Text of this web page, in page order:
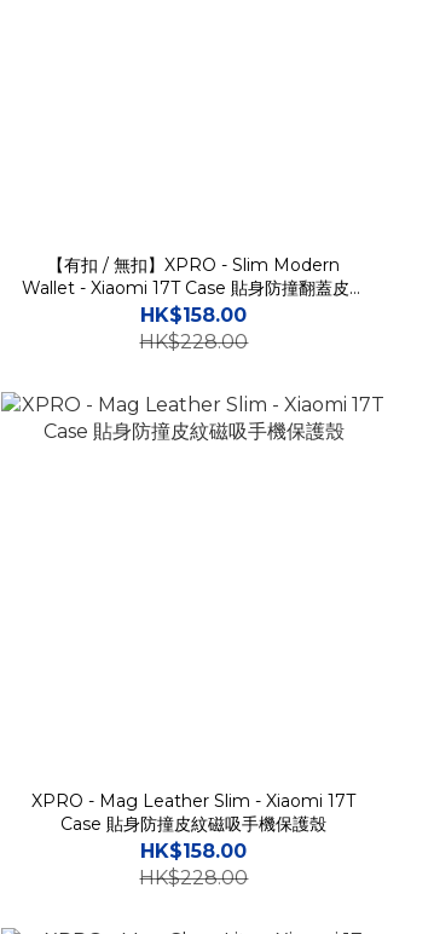
【有扣 / 無扣】XPRO - Slim Modern
Wallet - Xiaomi 17T Case 貼身防撞翻蓋皮革
插卡支架手機保護殼
HK$158.00
HK$228.00
XPRO - Mag Leather Slim - Xiaomi 17T
Case 貼身防撞皮紋磁吸手機保護殼
HK$158.00
HK$228.00